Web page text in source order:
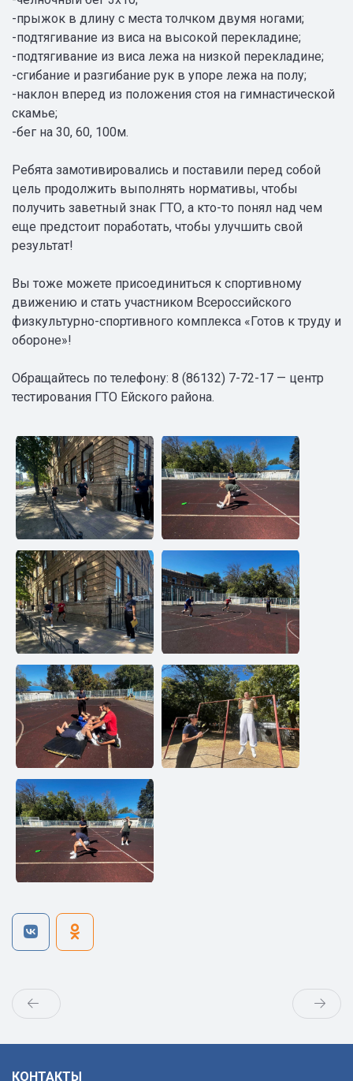
-прыжок в длину с места толчком двумя ногами;
-подтягивание из виса на высокой перекладине;
-подтягивание из виса лежа на низкой перекладине;
-сгибание и разгибание рук в упоре лежа на полу;
-наклон вперед из положения стоя на гимнастической
скамье;
-бег на 30, 60, 100м.
Ребята замотивировались и поставили перед собой
цель продолжить выполнять нормативы, чтобы
получить заветный знак ГТО, а кто-то понял над чем
еще предстоит поработать, чтобы улучшить свой
результат!
Вы тоже можете присоединиться к спортивному
движению и стать участником Всероссийского
физкультурно-спортивного комплекса «Готов к труду и
обороне»!
Обращайтесь по телефону: 8 (86132) 7-72-17 — центр
тестирования ГТО Ейского района.
КОНТАКТЫ